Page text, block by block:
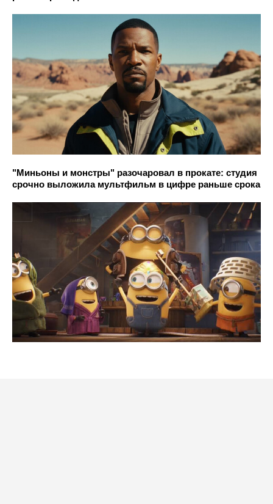
"Миньоны и монстры" разочаровал в прокате: студия
срочно выложила мультфильм в цифре раньше срока